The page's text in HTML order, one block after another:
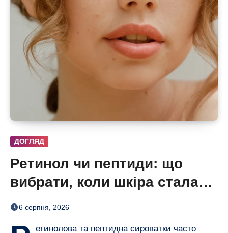
ДОГЛЯД
Ретинол чи пептиди: що
вибрати, коли шкіра стала
нерівною і чутливою
6 серпня, 2026
етинолова та пептидна сироватки часто